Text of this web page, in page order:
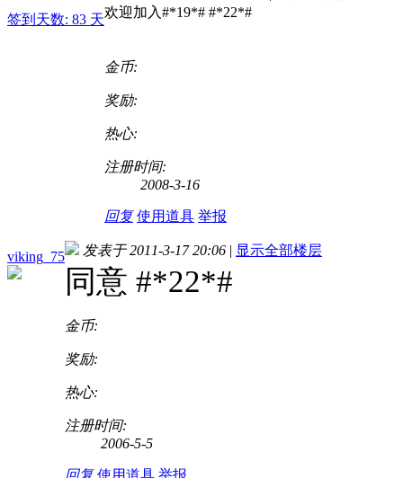
签到天数: 83 天欢迎加入#*19*# #*22*#
金币:
奖励:
热心:
注册时间:
2008-3-16
回复 使用道具 举报
viking_75 发表于 2011-3-17 20:06 | 显示全部楼层
同意 #*22*#
金币:
奖励:
热心:
注册时间:
2006-5-5
回复 使用道具 举报